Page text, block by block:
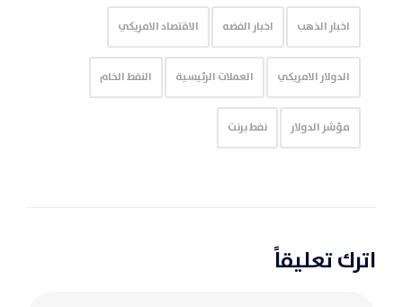
اخبار الذهب اخبار الفضه الاقتصاد الامريكي
الدولار الامريكي العملات الرئيسية النفط الخام
مؤشر الدولار نفط برنت
اترك تعليقاً